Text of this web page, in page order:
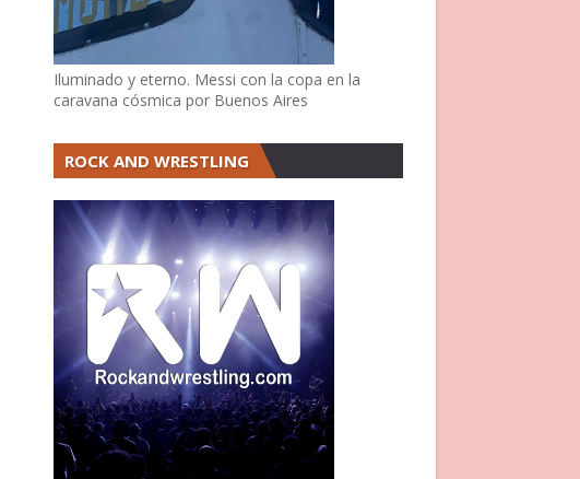
Iluminado y eterno. Messi con la copa en la
caravana cósmica por Buenos Aires
ROCK AND WRESTLING